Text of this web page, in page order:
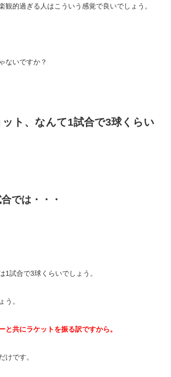
的過ぎる人はこういう感覚で良いでしょう。
ないですか？
ト、なんて1試合で3球くらい
では・・・
試合で3球くらいでしょう。
う。
共にラケットを振る訳ですから。
けです。